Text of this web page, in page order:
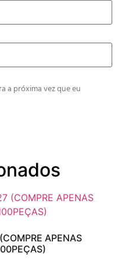
a próxima vez que eu
APENAS